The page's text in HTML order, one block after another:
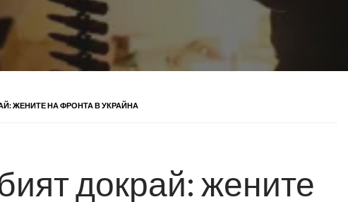
ЖЕНИТЕ НА ФРОНТА В УКРАЙНА
докрай: жените